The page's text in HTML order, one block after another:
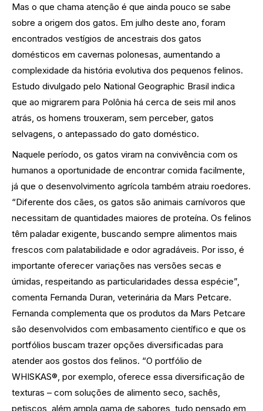
Mas o que chama atenção é que ainda pouco se sabe
sobre a origem dos gatos. Em julho deste ano, foram
encontrados vestígios de ancestrais dos gatos
domésticos em cavernas polonesas, aumentando a
complexidade da história evolutiva dos pequenos felinos.
Estudo divulgado pelo National Geographic Brasil indica
que ao migrarem para Polônia há cerca de seis mil anos
atrás, os homens trouxeram, sem perceber, gatos
selvagens, o antepassado do gato doméstico.
Naquele período, os gatos viram na convivência com os
humanos a oportunidade de encontrar comida facilmente,
já que o desenvolvimento agrícola também atraiu roedores.
“Diferente dos cães, os gatos são animais carnívoros que
necessitam de quantidades maiores de proteína. Os felinos
têm paladar exigente, buscando sempre alimentos mais
frescos com palatabilidade e odor agradáveis. Por isso, é
importante oferecer variações nas versões secas e
úmidas, respeitando as particularidades dessa espécie”,
comenta Fernanda Duran, veterinária da Mars Petcare.
Fernanda complementa que os produtos da Mars Petcare
são desenvolvidos com embasamento científico e que os
portfólios buscam trazer opções diversificadas para
atender aos gostos dos felinos. “O portfólio de
WHISKAS®, por exemplo, oferece essa diversificação de
texturas – com soluções de alimento seco, sachês,
petiscos, além ampla gama de sabores, tudo pensado em